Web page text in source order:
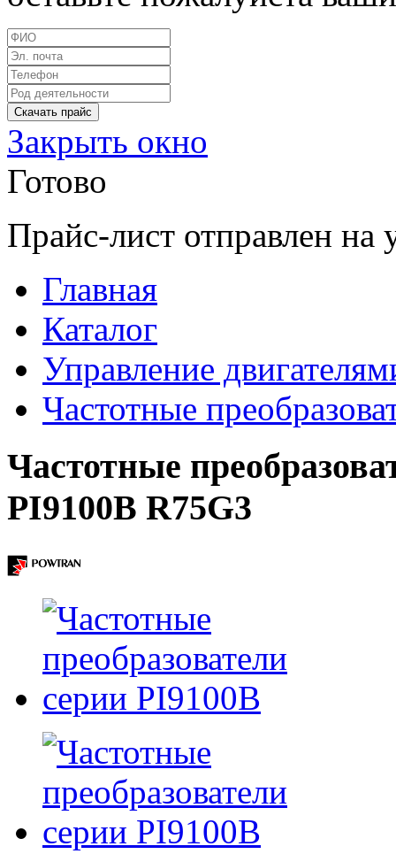
Закрыть окно
Готово
Прайс-лист отправлен
Главная
Каталог
Управление
Частотные
Частотные
PI9100B R75G3